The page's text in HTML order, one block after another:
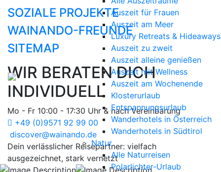
Auszeit für Frauen
Auszeit am Meer
Luxury Retreats & Hideaways
Auszeit zu zweit
Auszeit alleine genießen
Auszeit mit Wellness
Auszeit am Wochenende
Klosterurlaub
Entspannungsurlaub
Wanderhotels in Österreich
Wanderhotels in Südtirol
Natur
Alle Naturreisen
Polarlichter-Urlaub
SOZIALE PROJEKTE
WAINANDO-FREUNDE
SITEMAP
WIR BERATEN DICH
INDIVIDUELL
Mo - Fr 10:00 - 17:30 Uhr & nach Vereinbarung
+49 (0)9571 92 99 00
discover@wainando.de
Dein verlässlicher Reisepartner: vielfach
ausgezeichnet, stark vernetzt